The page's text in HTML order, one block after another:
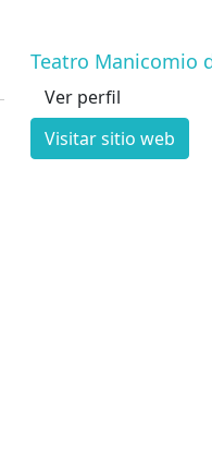
Teatro Manicomio
Ver perfil
Visitar sitio web